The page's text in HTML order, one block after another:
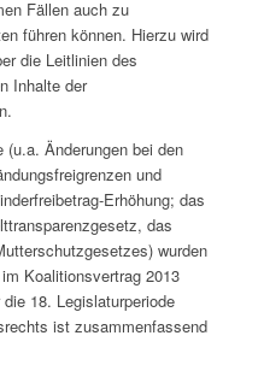
Fällen auch zu
führen können. Hierzu wird
die Leitlinien des
Inhalte der
(u.a. Änderungen bei den
und
Erhöhung; das
das
wurden
Koalitionsvertrag 2013
18. Legislaturperiode
ist zusammenfassend